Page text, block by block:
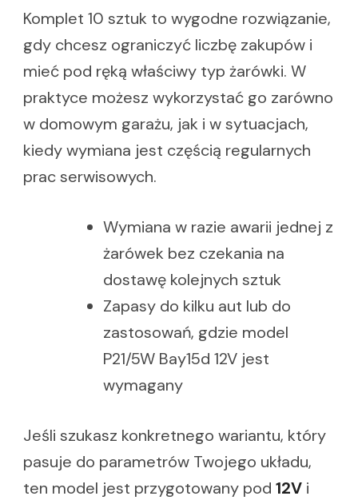
Komplet 10 sztuk to wygodne rozwiązanie,
gdy chcesz ograniczyć liczbę zakupów i
mieć pod ręką właściwy typ żarówki. W
praktyce możesz wykorzystać go zarówno
w domowym garażu, jak i w sytuacjach,
kiedy wymiana jest częścią regularnych
prac serwisowych.
Wymiana w razie awarii jednej z
żarówek bez czekania na
dostawę kolejnych sztuk
Zapasy do kilku aut lub do
zastosowań, gdzie model
P21/5W Bay15d 12V jest
wymagany
Jeśli szukasz konkretnego wariantu, który
pasuje do parametrów Twojego układu,
ten model jest przygotowany pod 12V i